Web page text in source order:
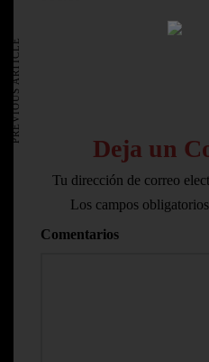
AVISO
Deja un
Tu dirección de correo
Los campos
Comentarios
PREVIOUS ARTICLE